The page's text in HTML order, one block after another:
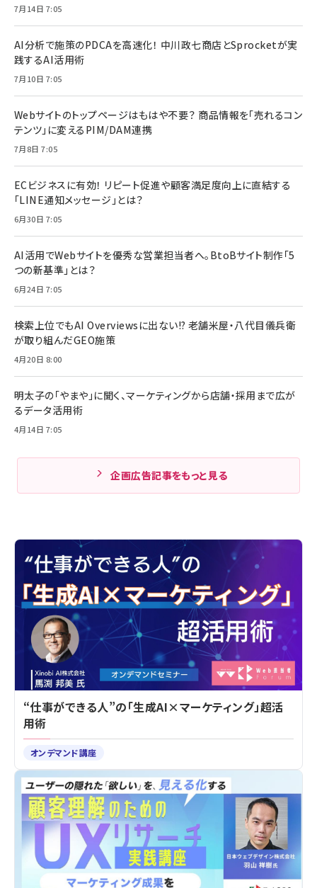
7月14日 7:05
AI分析で施策のPDCAを高速化！ 中川政七商店とSprocketが実
践するAI活用術
7月10日 7:05
Webサイトのトップページはもはや不要？ 商品情報を「売れるコン
テンツ」に変えるPIM/DAM連携
7月8日 7:05
ECビジネスに有効！ リピート促進や顧客満足度向上に直結する
「LINE通知メッセージ」とは？
6月30日 7:05
AI活用でWebサイトを優秀な営業担当者へ。BtoBサイト制作「5
つの新基準」とは？
6月24日 7:05
検索上位でもAI Overviewsに出ない!? 老舗米屋・八代目儀兵衛
が取り組んだGEO施策
4月20日 8:00
明太子の「やまや」に聞く、マーケティングから店舗・採用まで広が
るデータ活用術
4月14日 7:05
企画広告記事をもっと見る
“仕事ができる人”の「生成AI×マーケティング」超活
用術
オンデマンド講座